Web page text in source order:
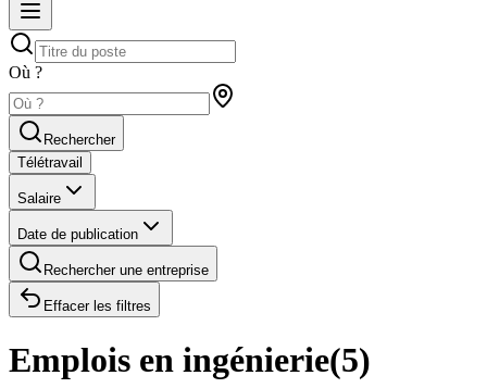
Où ?
Rechercher
Télétravail
Salaire
Date de publication
Rechercher une entreprise
Effacer les filtres
Emplois en ingénierie(5)